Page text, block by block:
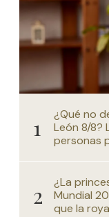
¿Qué no
León 8/8?
personas
¿La
Mundial
que la